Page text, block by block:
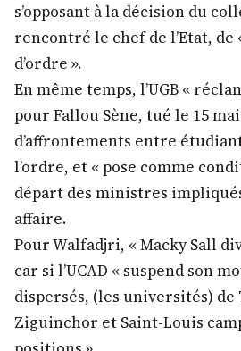
s’opposant à la décision du
rencontré le chef de l’Etat,
d’ordre ».
En même temps, l’UGB «
pour Fallou Sène, tué le 15
d’affrontements entre
l’ordre, et « pose comme
départ des ministres
affaire.
Pour Walfadjri, « Macky Sall
car si l’UCAD « suspend son
dispersés, (les universités) de
Ziguinchor et Saint-Louis